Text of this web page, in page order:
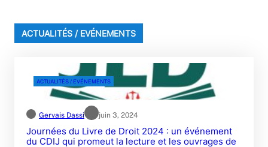
ACTUALITÉS / EVÉNEMENTS
ACTUALITÉS / EVÉNEMENTS
Gervais Dassi juin 3, 2024
Journées du Livre de Droit 2024 : un événement
du CDIJ qui promeut la lecture et les ouvrages de